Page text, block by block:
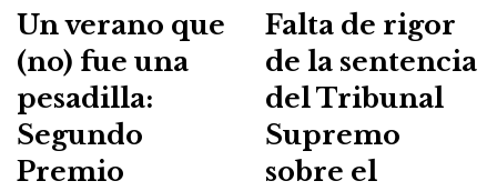
Un verano que
(no) fue una
pesadilla:
Segundo
Premio
Falta de rigor
de la sentencia
del Tribunal
Supremo
sobre el